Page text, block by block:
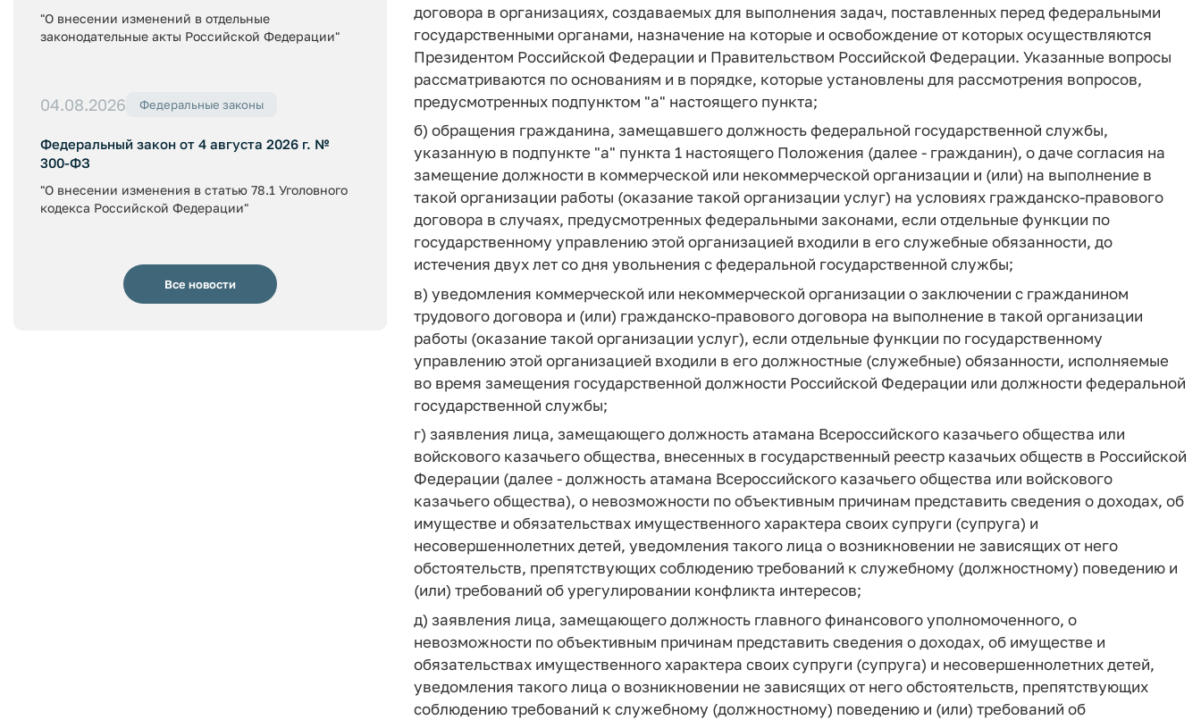
"О внесении изменений в отдельные
законодательные акты Российской Федерации"
04.08.2026 Федеральные законы
Федеральный закон от 4 августа 2026 г. №
300-ФЗ
"О внесении изменения в статью 78.1 Уголовного
кодекса Российской Федерации"
Все новости
договора в организациях, создаваемых для выполнения задач, поставленных перед федеральными
государственными органами, назначение на которые и освобождение от которых осуществляются
Президентом Российской Федерации и Правительством Российской Федерации. Указанные вопросы
рассматриваются по основаниям и в порядке, которые установлены для рассмотрения вопросов,
предусмотренных подпунктом "а" настоящего пункта;
б) обращения гражданина, замещавшего должность федеральной государственной службы,
указанную в подпункте "а" пункта 1 настоящего Положения (далее - гражданин), о даче согласия на
замещение должности в коммерческой или некоммерческой организации и (или) на выполнение в
такой организации работы (оказание такой организации услуг) на условиях гражданско-правового
договора в случаях, предусмотренных федеральными законами, если отдельные функции по
государственному управлению этой организацией входили в его служебные обязанности, до
истечения двух лет со дня увольнения с федеральной государственной службы;
в) уведомления коммерческой или некоммерческой организации о заключении с гражданином
трудового договора и (или) гражданско-правового договора на выполнение в такой организации
работы (оказание такой организации услуг), если отдельные функции по государственному
управлению этой организацией входили в его должностные (служебные) обязанности, исполняемые
во время замещения государственной должности Российской Федерации или должности федеральной
государственной службы;
г) заявления лица, замещающего должность атамана Всероссийского казачьего общества или
войскового казачьего общества, внесенных в государственный реестр казачьих обществ в Российской
Федерации (далее - должность атамана Всероссийского казачьего общества или войскового
казачьего общества), о невозможности по объективным причинам представить сведения о доходах, об
имуществе и обязательствах имущественного характера своих супруги (супруга) и
несовершеннолетних детей, уведомления такого лица о возникновении не зависящих от него
обстоятельств, препятствующих соблюдению требований к служебному (должностному) поведению и
(или) требований об урегулировании конфликта интересов;
д) заявления лица, замещающего должность главного финансового уполномоченного, о
невозможности по объективным причинам представить сведения о доходах, об имуществе и
обязательствах имущественного характера своих супруги (супруга) и несовершеннолетних детей,
уведомления такого лица о возникновении не зависящих от него обстоятельств, препятствующих
соблюдению требований к служебному (должностному) поведению и (или) требований об